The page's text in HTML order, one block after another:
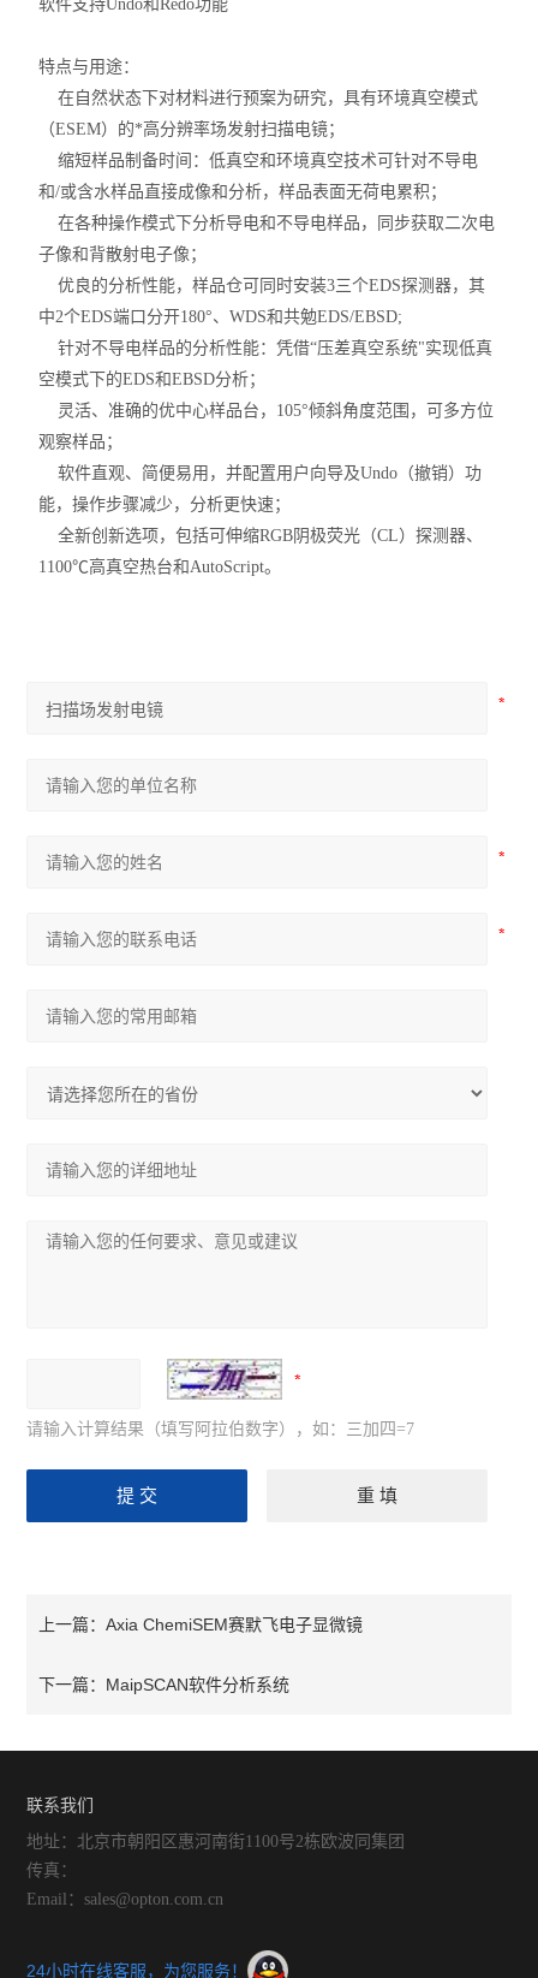
软件支持Undo和Redo功能
特点与用途：
在自然状态下对材料进行预案为研究，具有环境真空模式
（ESEM）的*高分辨率场发射扫描电镜；
缩短样品制备时间：低真空和环境真空技术可针对不导电
和/或含水样品直接成像和分析，样品表面无荷电累积；
在各种操作模式下分析导电和不导电样品，同步获取二次电
子像和背散射电子像；
优良的分析性能，样品仓可同时安装3三个EDS探测器，其
中2个EDS端口分开180°、WDS和共勉EDS/EBSD;
针对不导电样品的分析性能：凭借“压差真空系统"实现低真
空模式下的EDS和EBSD分析；
灵活、准确的优中心样品台，105°倾斜角度范围，可多方位
观察样品；
软件直观、简便易用，并配置用户向导及Undo（撤销）功
能，操作步骤减少，分析更快速；
全新创新选项，包括可伸缩RGB阴极荧光（CL）探测器、
1100℃高真空热台和AutoScript。
请输入计算结果（填写阿拉伯数字），如：三加四=7
上一篇：Axia ChemiSEM赛默飞电子显微镜
下一篇： MaipSCAN软件分析系统
联系我们
地址：北京市朝阳区惠河南街1100号2栋欧波同集团
传真：
Email：sales@opton.com.cn
24小时在线客服，为您服务！